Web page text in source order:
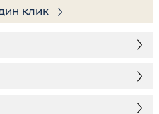
клик